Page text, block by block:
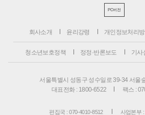
PC버전
회사소개 윤리강령 개인정보처리
청소년보호정책 정정·반론보도 기사
서울특별시 성동구 성수일로 39-34 서울
대표전화 : 1800-6522
팩스 :
편집국 : 070-4010-8512 사업본부